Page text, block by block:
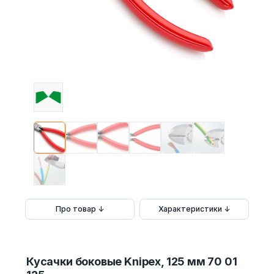
Про товар ↓ Характеристики ↓
Кусачки боковые Knipex, 125 мм 70 01